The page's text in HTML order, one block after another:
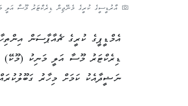
އާރުޑީސީގެ ކުރީގެ މެނޭޖިން ޑިރެކްޓަރު މޫސާ އަލީ
އެމްޑީޕީގެ ކުރީގެ ޗެއާޕާސަން
ޑިރެކްޓަރު މޫސާ އަލީ މަނިކު (މޫކޭ)
ނަޝީދާއެކު ކަމަށް މިހާރު